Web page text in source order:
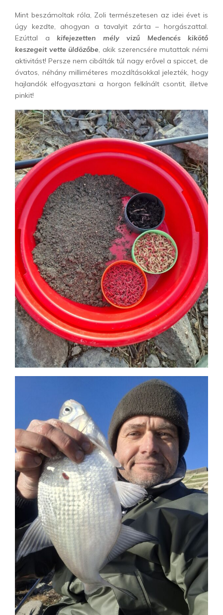
Mint beszámoltak róla, Zoli természetesen az idei évet is
úgy kezdte, ahogyan a tavalyit zárta – horgászattal.
Ezúttal a kifejezetten mély vizű Medencés kikötő
keszegeit vette üldözőbe, akik szerencsére mutattak némi
aktivitást! Persze nem cibálták túl nagy erővel a spiccet, de
óvatos, néhány milliméteres mozdításokkal jelezték, hogy
hajlandók elfogyasztani a horgon felkínált csontit, illetve
pinkit!